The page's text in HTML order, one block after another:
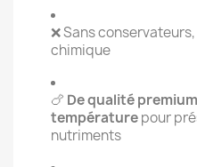
❌ Sans
chimique
🍗 De qualité premium
températurepour
nutriments